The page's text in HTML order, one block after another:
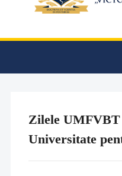
Zilele UMFVBT
Universitate